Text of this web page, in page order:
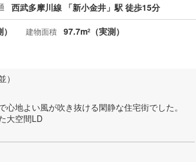
西武多摩川線 「新小金井」駅 徒歩15分
建物面積 97.7m2 （実測）
地よい風が吹き抜ける閑静な住宅街でした。
大空間LD